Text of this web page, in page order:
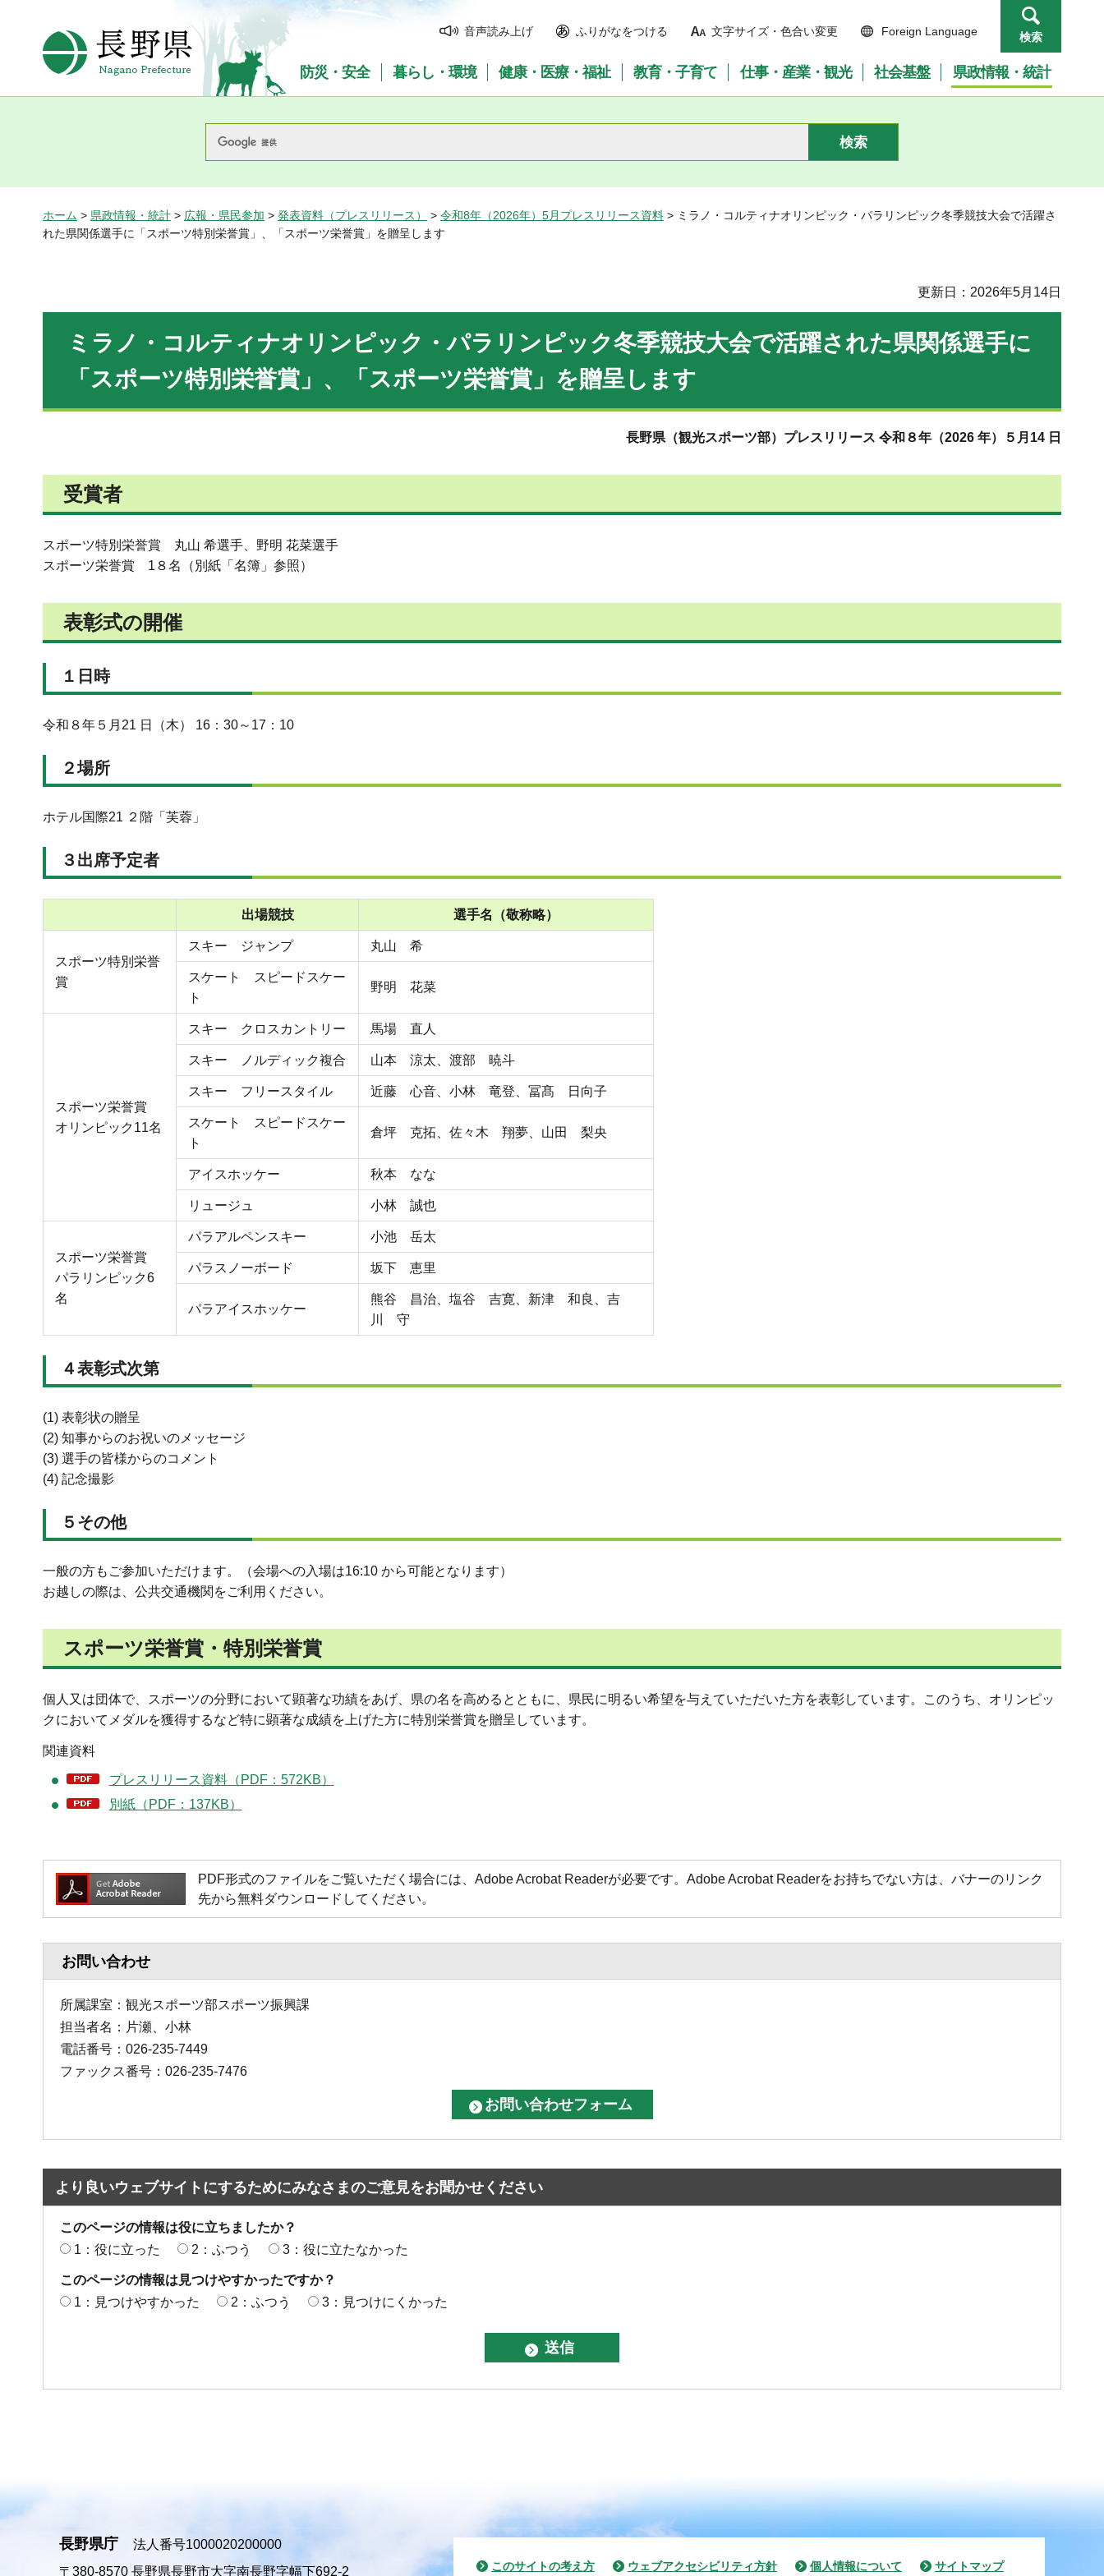
長野県Nagano Prefecture
音声読み上げ ふりがなをつける 文字サイズ・色合い変更 Foreign Language 検索
防災・安全 暮らし・環境 健康・医療・福祉 教育・子育て 仕事・産業・観光 社会基盤 県政情報・統計
ホーム > 県政情報・統計 > 広報・県民参加 > 発表資料（プレスリリース） > 令和8年（2026年）5月プレスリリース資料 > ミラノ・コルティナオリンピック・パラリンピック冬季競技大会で活躍さ
れた県関係選手に「スポーツ特別栄誉賞」、「スポーツ栄誉賞」を贈呈します
更新日：2026年5月14日
ミラノ・コルティナオリンピック・パラリンピック冬季競技大会で活躍された県関係選手に
「スポーツ特別栄誉賞」、「スポーツ栄誉賞」を贈呈します
長野県（観光スポーツ部）プレスリリース 令和８年（2026 年）５月14 日
受賞者
スポーツ特別栄誉賞 丸山 希選手、野明 花菜選手
スポーツ栄誉賞 1８名（別紙「名簿」参照）
表彰式の開催
１日時
令和８年５月21 日（木） 16：30～17：10
２場所
ホテル国際21 ２階「芙蓉」
３出席予定者
出場競技 選手名（敬称略）
スポーツ特別栄誉
賞
スキー ジャンプ 丸山 希
スケート スピードスケー
ト
野明 花菜
スポーツ栄誉賞
オリンピック11名
スキー クロスカントリー 馬場 直人
スキー ノルディック複合 山本 涼太、渡部 暁斗
スキー フリースタイル 近藤 心音、小林 竜登、冨髙 日向子
スケート スピードスケー
ト
倉坪 克拓、佐々木 翔夢、山田 梨央
アイスホッケー 秋本 なな
リュージュ 小林 誠也
スポーツ栄誉賞
パラリンピック6
名
パラアルペンスキー 小池 岳太
パラスノーボード 坂下 恵里
パラアイスホッケー
熊谷 昌治、塩谷 吉寛、新津 和良、吉
川 守
４表彰式次第
(1) 表彰状の贈呈
(2) 知事からのお祝いのメッセージ
(3) 選手の皆様からのコメント
(4) 記念撮影
５その他
一般の方もご参加いただけます。（会場への入場は16:10 から可能となります）
お越しの際は、公共交通機関をご利用ください。
スポーツ栄誉賞・特別栄誉賞
個人又は団体で、スポーツの分野において顕著な功績をあげ、県の名を高めるとともに、県民に明るい希望を与えていただいた方を表彰しています。このうち、オリンピッ
クにおいてメダルを獲得するなど特に顕著な成績を上げた方に特別栄誉賞を贈呈しています。
関連資料
プレスリリース資料（PDF：572KB）
別紙（PDF：137KB）
PDF形式のファイルをご覧いただく場合には、Adobe Acrobat Readerが必要です。Adobe Acrobat Readerをお持ちでない方は、バナーのリンク
先から無料ダウンロードしてください。
お問い合わせ
所属課室：観光スポーツ部スポーツ振興課
担当者名：片瀬、小林
電話番号：026-235-7449
ファックス番号：026-235-7476
より良いウェブサイトにするためにみなさまのご意見をお聞かせください
このページの情報は役に立ちましたか？
1：役に立った
2：ふつう 3：役に立たなかった
このページの情報は見つけやすかったですか？
1：見つけやすかった
2：ふつう 3：見つけにくかった
長野県庁
法人番号1000020200000
〒380-8570 長野県長野市大字南長野字幅下692-2 このサイトの考え方 ウェブアクセシビリティ方針 個人情報について サイトマップ